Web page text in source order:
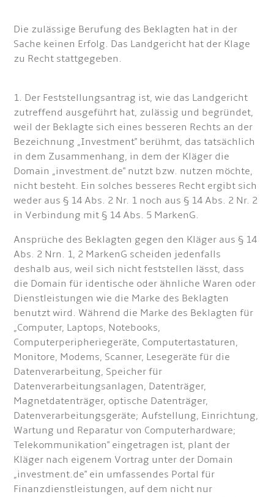
Die zulässige Berufung des Beklagten hat in der
Sache keinen Erfolg. Das Landgericht hat der Klage
zu Recht stattgegeben.
1. Der Feststellungsantrag ist, wie das Landgericht
zutreffend ausgeführt hat, zulässig und begründet,
weil der Beklagte sich eines besseren Rechts an der
Bezeichnung „Investment" berühmt, das tatsächlich
in dem Zusammenhang, in dem der Kläger die
Domain „investment.de" nutzt bzw. nutzen möchte,
nicht besteht. Ein solches besseres Recht ergibt sich
weder aus § 14 Abs. 2 Nr. 1 noch aus § 14 Abs. 2 Nr. 2
in Verbindung mit § 14 Abs. 5 MarkenG.
Ansprüche des Beklagten gegen den Kläger aus § 14
Abs. 2 Nrn. 1, 2 MarkenG scheiden jedenfalls
deshalb aus, weil sich nicht feststellen lässt, dass
die Domain für identische oder ähnliche Waren oder
Dienstleistungen wie die Marke des Beklagten
benutzt wird. Während die Marke des Beklagten für
„Computer, Laptops, Notebooks,
Computerperipheriegeräte, Computertastaturen,
Monitore, Modems, Scanner, Lesegeräte für die
Datenverarbeitung, Speicher für
Datenverarbeitungsanlagen, Datenträger,
Magnetdatenträger, optische Datenträger,
Datenverarbeitungsgeräte; Aufstellung, Einrichtung,
Wartung und Reparatur von Computerhardware;
Telekommunikation" eingetragen ist, plant der
Kläger nach eigenem Vortrag unter der Domain
„investment.de" ein umfassendes Portal für
Finanzdienstleistungen, auf dem nicht nur